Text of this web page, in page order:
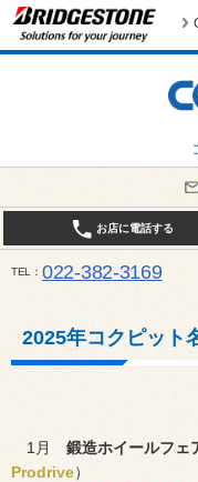
お店に電話する
TEL 022-382-3169
2025年コクピット
1月 鍛造ホイールフェ
Prodrive）